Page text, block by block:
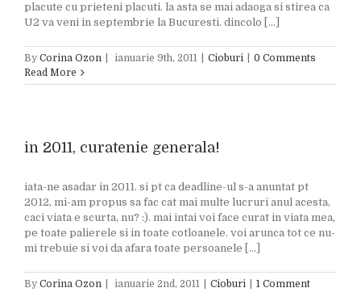
placute cu prieteni placuti. la asta se mai adaoga si stirea ca
U2 va veni in septembrie la Bucuresti. dincolo [...]
By Corina Ozon ianuarie 9th, 2011 Cioburi
0 Comments
Read More
in 2011, curatenie generala!
iata-ne asadar in 2011. si pt ca deadline-ul s-a anuntat pt
2012, mi-am propus sa fac cat mai multe lucruri anul acesta,
caci viata e scurta, nu? :). mai intai voi face curat in viata mea,
pe toate palierele si in toate cotloanele. voi arunca tot ce nu-
mi trebuie si voi da afara toate persoanele [...]
By Corina Ozon ianuarie 2nd, 2011 Cioburi
1 Comment